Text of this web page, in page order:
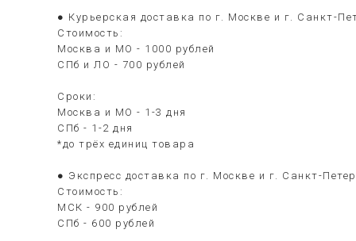
● Курьерская доставка по г. Москве и г. Санкт-
Стоимость:
Москва и МО - 1000 рублей
СПб и ЛО - 700 рублей
Сроки:
Москва и МО - 1-3 дня
СПб - 1-2 дня
*до трёх единиц товара
● Экспресс доставка по г. Москве и г. Санкт-
Стоимость:
МСК - 900 рублей
СПб - 600 рублей